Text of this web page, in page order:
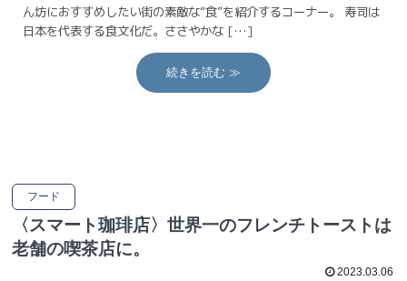
ん坊におすすめしたい街の素敵な“食”を紹介するコーナー。 寿司は
日本を代表する食文化だ。ささやかな […]
続きを読む ≫
フード
〈スマート珈琲店〉世界一のフレンチトーストは
老舗の喫茶店に。
2023.03.06